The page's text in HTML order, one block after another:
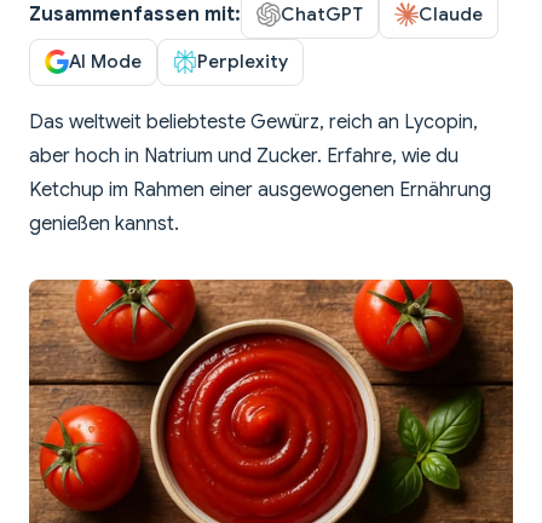
Zusammenfassen mit: ChatGPT Claude
AI Mode Perplexity
Das weltweit beliebteste Gewürz, reich an Lycopin,
aber hoch in Natrium und Zucker. Erfahre, wie du
Ketchup im Rahmen einer ausgewogenen Ernährung
genießen kannst.